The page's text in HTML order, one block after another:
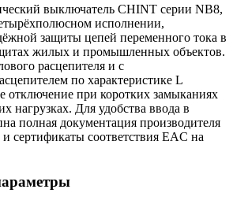
выключатель CHINT серии NB8,
исполнении,
защиты цепей переменного тока в
жилых и промышленных объектов.
расцепителя и с
по характеристике L
отключение при коротких замыканиях
нагрузках. Для удобства ввода в
полная документация производителя
сертификаты соответствия EAC на